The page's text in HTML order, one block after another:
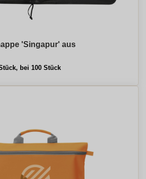
'Singapur' aus
bei 100 Stück